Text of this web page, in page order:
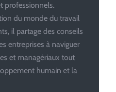
professionnels.
du monde du travail
il partage des conseils
entreprises à naviguer
et managériaux tout
humain et la